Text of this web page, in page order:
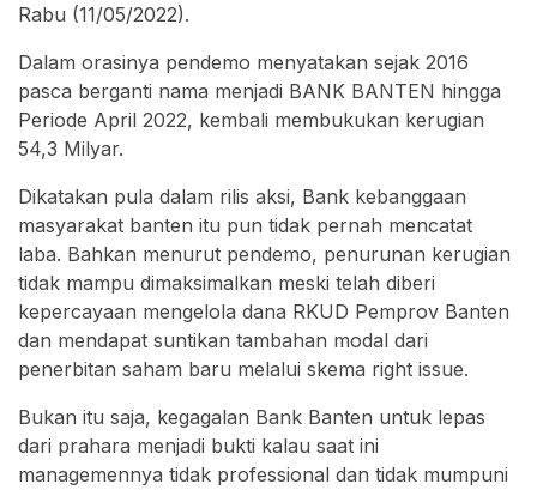
Rabu (11/05/2022).
Dalam orasinya pendemo menyatakan sejak 2016
pasca berganti nama menjadi BANK BANTEN hingga
Periode April 2022, kembali membukukan kerugian
54,3 Milyar.
Dikatakan pula dalam rilis aksi, Bank kebanggaan
masyarakat banten itu pun tidak pernah mencatat
laba. Bahkan menurut pendemo, penurunan kerugian
tidak mampu dimaksimalkan meski telah diberi
kepercayaan mengelola dana RKUD Pemprov Banten
dan mendapat suntikan tambahan modal dari
penerbitan saham baru melalui skema right issue.
Bukan itu saja, kegagalan Bank Banten untuk lepas
dari prahara menjadi bukti kalau saat ini
managemennya tidak professional dan tidak mumpuni